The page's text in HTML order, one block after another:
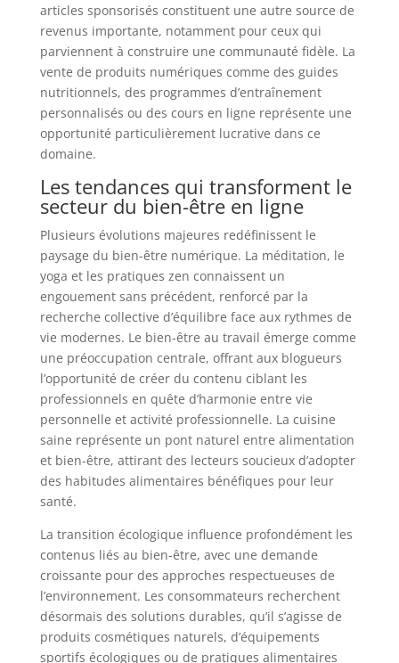
articles sponsorisés constituent une autre source de
revenus importante, notamment pour ceux qui
parviennent à construire une communauté fidèle. La
vente de produits numériques comme des guides
nutritionnels, des programmes d’entraînement
personnalisés ou des cours en ligne représente une
opportunité particulièrement lucrative dans ce
domaine.
Les tendances qui transforment le
secteur du bien-être en ligne
Plusieurs évolutions majeures redéfinissent le
paysage du bien-être numérique. La méditation, le
yoga et les pratiques zen connaissent un
engouement sans précédent, renforcé par la
recherche collective d’équilibre face aux rythmes de
vie modernes. Le bien-être au travail émerge comme
une préoccupation centrale, offrant aux blogueurs
l’opportunité de créer du contenu ciblant les
professionnels en quête d’harmonie entre vie
personnelle et activité professionnelle. La cuisine
saine représente un pont naturel entre alimentation
et bien-être, attirant des lecteurs soucieux d’adopter
des habitudes alimentaires bénéfiques pour leur
santé.
La transition écologique influence profondément les
contenus liés au bien-être, avec une demande
croissante pour des approches respectueuses de
l’environnement. Les consommateurs recherchent
désormais des solutions durables, qu’il s’agisse de
produits cosmétiques naturels, d’équipements
sportifs écologiques ou de pratiques alimentaires